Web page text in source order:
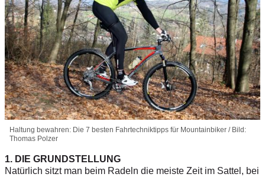
Haltung bewahren: Die 7 besten Fahrtechniktipps für Mountainbiker / Bild:
Thomas Polzer
1. DIE GRUNDSTELLUNG
Natürlich sitzt man beim Radeln die meiste Zeit im Sattel, bei